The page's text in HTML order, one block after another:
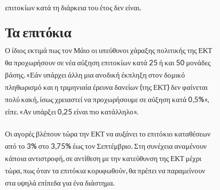
επιτοκίων κατά τη διάρκεια του έτος δεν είναι.
Τα επιτόκια
Ο ίδιος εκτιμά πως τον Μάιο οι υπεύθυνοι χάραξης πολιτικής της ΕΚΤ
θα προχωρήσουν σε νέα αύξηση επιτοκίων κατά 25 ή και 50 μονάδες
βάσης. «Εάν υπάρχει άλλη μια ανοδική έκπληξη στον δομικό
πληθωρισμό και η τριμηνιαία έρευνα δανείων (της ΕΚΤ) δεν φαίνεται
πολύ κακή, ίσως χρειαστεί να προχωρήσουμε σε αύξηση κατά 0,5%»,
είπε. «Αν υπάρξει 0,25 είναι πιο κατάλληλο».
Οι αγορές βλέπουν τώρα την ΕΚΤ να αυξάνει το επιτόκιο καταθέσεων
από το 3% στο 3,75% έως τον Σεπτέμβριο. Στη συνέχεια αναμένουν
κάποια αντιστροφή, σε αντίθεση με την κατεύθυνση της ΕΚΤ μέχρι
τώρα, πως όταν τα επιτόκια κορυφωθούν, θα πρέπει να παραμείνουν
στα υψηλά επίπεδα για ένα διάστημα.